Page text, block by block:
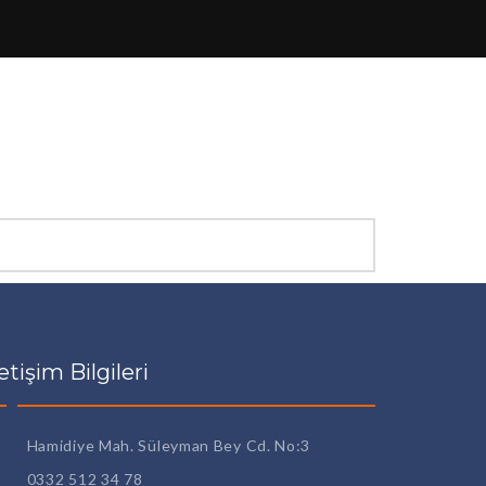
Bilgileri
Hamidiye Mah. Süleyman Bey Cd. No:3
0332 512 34 78